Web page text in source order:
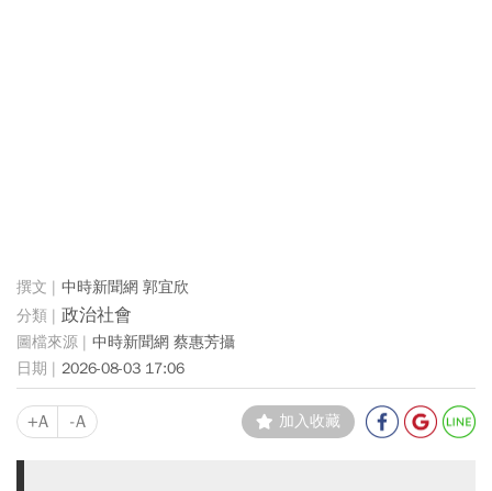
中時新聞網 郭宜欣
政治社會
中時新聞網 蔡惠芳攝
2026-08-03 17:06
+A -A 加入收藏